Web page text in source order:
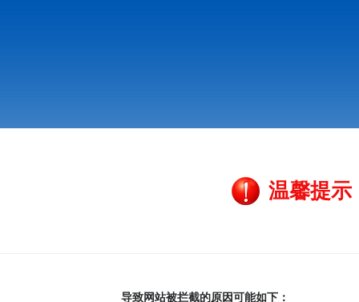
温馨提示
导致网站被拦截的原因可能如下：